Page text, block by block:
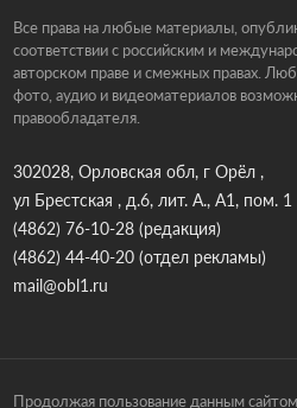
Все права на любые материалы,
соответствии с российским и
авторском праве и смежных правах.
фото, аудио и видеоматериалов
правообладателя.
302028, Орловская обл, г Орёл ,
ул Брестская , д.6, лит. А., А1, пом. 1
(4862) 76-10-28(редакция)
(4862) 44-40-20(отдел рекламы)
mail@obl1.ru
Продолжая пользование данным